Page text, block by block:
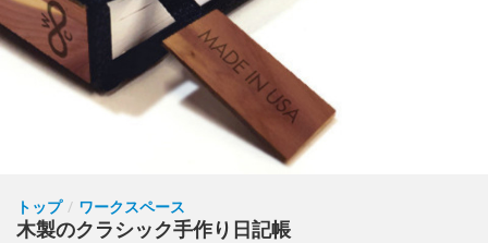
トップ / ワークスペース
木製のクラシック手作り日記帳